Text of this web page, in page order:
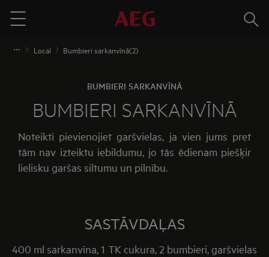
Menu
Local Bumbieri sarkanvīnā(2)
BUMBIERI SARKANVĪNĀ
BUMBIERI SARKANVĪNĀ
Noteikti pievienojiet garšvielas, ja vien jums pret
tām nav izteiktu iebildumu, jo tās ēdienam piešķir
lielisku garšas siltumu un pilnību.
SASTĀVDAĻAS
400 ml sarkanvīna, 1 TK cukura, 2 bumbieri, garšvielas